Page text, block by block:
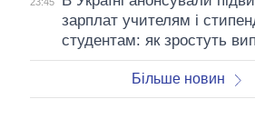
зарплат учителям і
студентам: як зростуть
Більше новин